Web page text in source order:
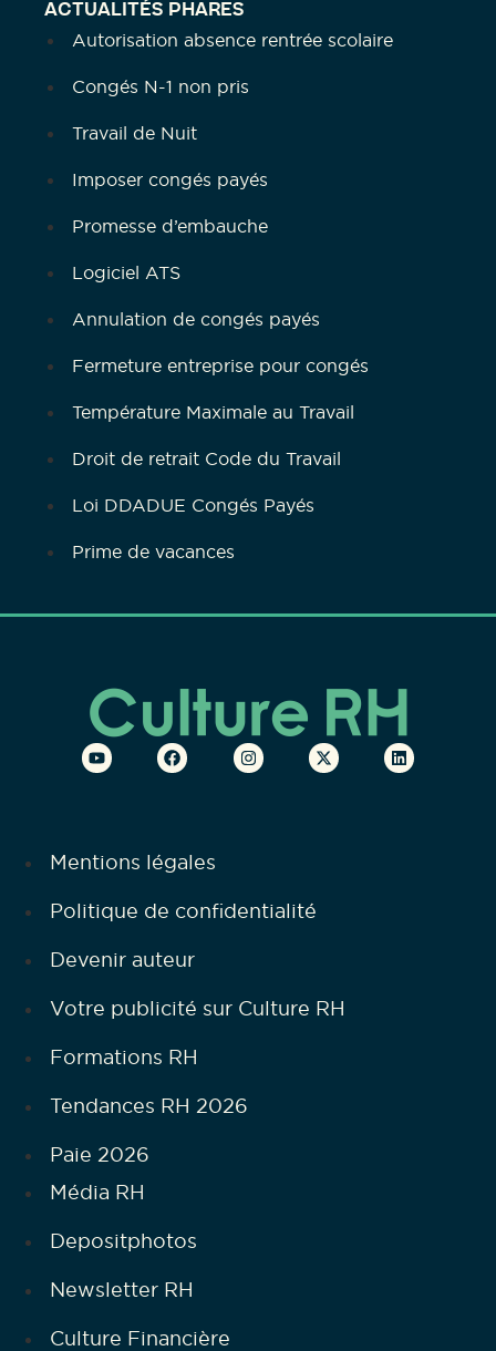
ACTUALITÉS PHARES
Autorisation absence rentrée scolaire
Congés N-1 non pris
Travail de Nuit
Imposer congés payés
Promesse d’embauche
Logiciel ATS
Annulation de congés payés
Fermeture entreprise pour congés
Température Maximale au Travail
Droit de retrait Code du Travail
Loi DDADUE Congés Payés
Prime de vacances
Mentions légales
Politique de confidentialité
Devenir auteur
Votre publicité sur Culture RH
Formations RH
Tendances RH 2026
Paie 2026
Média RH
Depositphotos
Newsletter RH
Culture Financière